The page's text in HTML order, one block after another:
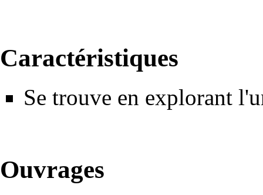
Caractéristiques
Se trouve en explorant
Ouvrages